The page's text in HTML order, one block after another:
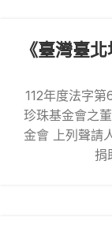
《臺灣臺
112年度法字
珍珠基金會之
金會 上列聲請
捐